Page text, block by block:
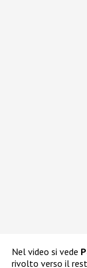
Nel video si vede
rivolto verso il